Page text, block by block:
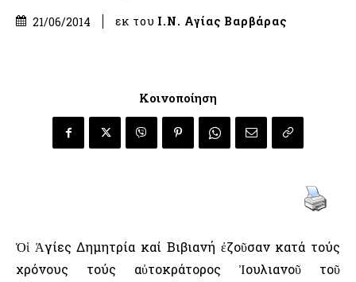
21/06/2014 εκ του Ι.Ν. Αγίας Βαρβάρας
Κοινοποίηση
Ὁἱ Ἁγίες Δημητρία καί Βιβιανή ἐζοῦσαν κατά τούς
χρόνους τούς αὐτοκράτορος Ἰουλιανοῦ τοῦ